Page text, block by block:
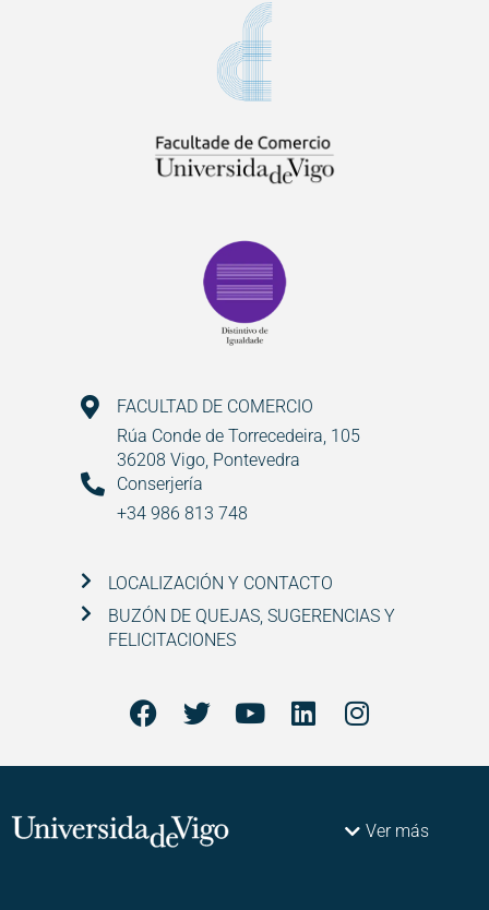
FACULTAD DE COMERCIO
Rúa Conde de Torrecedeira, 105
36208 Vigo, Pontevedra
Conserjería
+34 986 813 748
LOCALIZACIÓN Y CONTACTO
BUZÓN DE QUEJAS, SUGERENCIAS Y
FELICITACIONES
Ver más